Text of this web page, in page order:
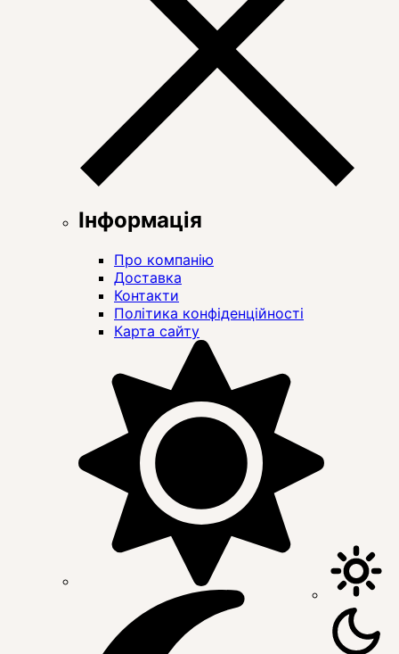
Інформація
Про компанію
Доставка
Контакти
Політика конфіденційності
Карта сайту